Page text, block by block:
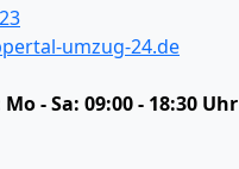
umzug-24.de
Mo - Sa: 09:00 - 18:30 Uhr